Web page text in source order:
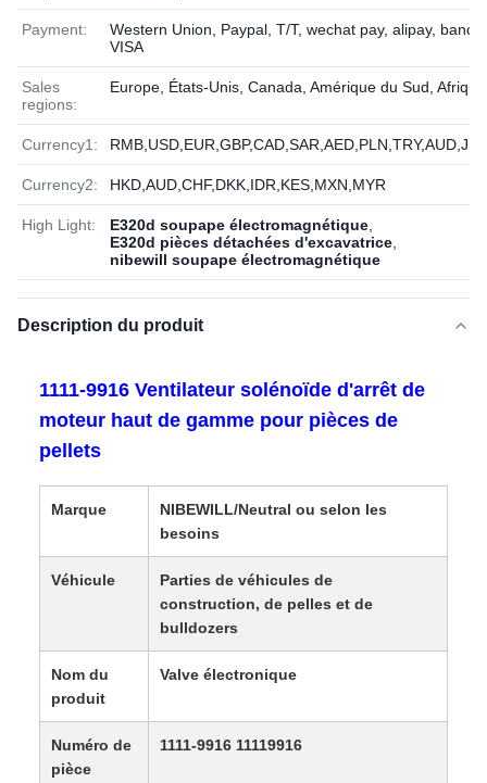
Payment:
Western Union, Paypal, T/T, wechat pay, alipay,
VISA
Sales
regions:
Europe, États-Unis, Canada, Amérique du Sud,
Currency1:
Currency2: HKD,AUD,CHF,DKK,IDR,KES,MXN,MYR
High Light: E320d soupape électromagnétique
E320d pièces détachées d'excavatrice
nibewill soupape électromagnétique
Description du produit
1111-9916 Ventilateur solénoïde d'arrêt de
moteur haut de gamme pour pièces de
pellets
Marque
NIBEWILL/Neutral ou selon les
besoins
Véhicule
Parties de véhicules de
construction, de pelles et de
bulldozers
Nom du
produit
Valve électronique
Numéro de
pièce
1111-9916 11119916